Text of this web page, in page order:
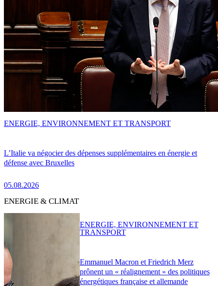
L’Italie va négocier des dépenses supplémentaires en énergie et
défense avec Bruxelles
05.08.2026
ENERGIE, ENVIRONNEMENT ET TRANSPORT
ENERGIE & CLIMAT
Emmanuel Macron et Friedrich Merz
prônent un « réalignement » des politiques
énergétiques française et allemande
ENERGIE, ENVIRONNEMENT ET
TRANSPORT